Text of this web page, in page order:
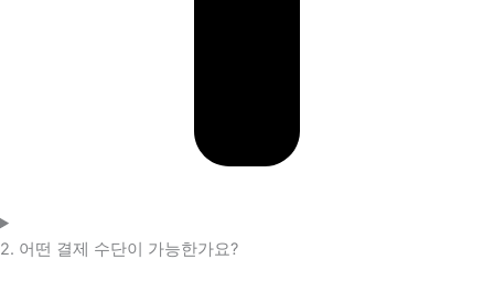
2. 어떤 결제 수단이 가능한가요?